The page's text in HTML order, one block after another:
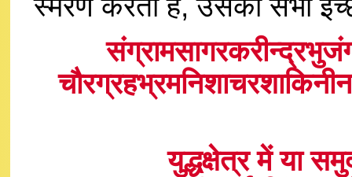
युद्धक्षेत्र में या